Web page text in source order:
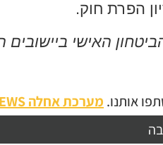
הפרת חוק.
האישי ביישובים
אותנו. מערכת אחלה NEWS